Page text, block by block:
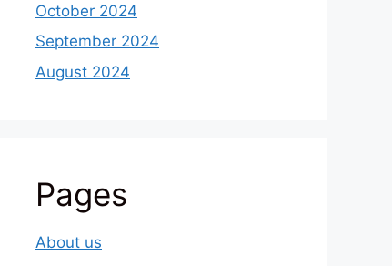
October 2024
September 2024
August 2024
Pages
About us